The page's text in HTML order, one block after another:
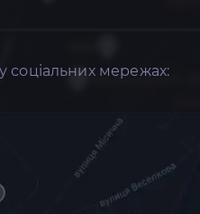
соціальних мережах: